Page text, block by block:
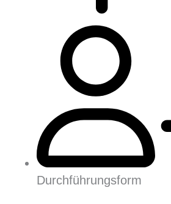
Durchführungsform